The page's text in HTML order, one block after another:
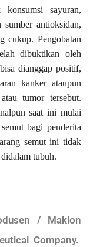
konsumsi sayuran,
antioksidan,
cukup. Pengobatan
dibuktikan oleh
dianggap positif,
kanker ataupun
tumor tersebut.
saat ini mulai
bagi penderita
semut ini tidak
tubuh.
/ Maklon
Company.